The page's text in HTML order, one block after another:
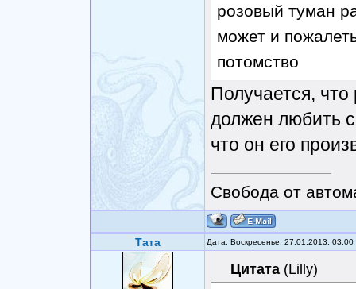
розовый туман
может и
потомство
Получается,
должен любить
что он его
Свобода от
Тата Дата: Воскресенье, 27.01.2013,
Цитата (Lilly)